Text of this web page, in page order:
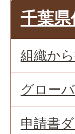
千葉
組織か
グロー
申請書